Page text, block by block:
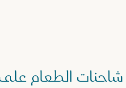
شاحنات الطعام